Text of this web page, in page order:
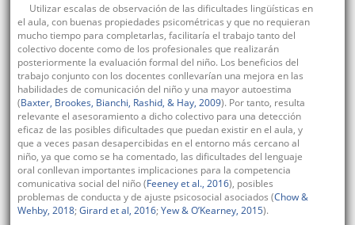
Utilizar escalas de observación de las dificultades lingüísticas en
el aula, con buenas propiedades psicométricas y que no requieran
mucho tiempo para completarlas, facilitaría el trabajo tanto del
colectivo docente como de los profesionales que realizarán
posteriormente la evaluación formal del niño. Los beneficios del
trabajo conjunto con los docentes conllevarían una mejora en las
habilidades de comunicación del niño y una mayor autoestima
(Baxter, Brookes, Bianchi, Rashid, & Hay, 2009). Por tanto, resulta
relevante el asesoramiento a dicho colectivo para una detección
eficaz de las posibles dificultades que puedan existir en el aula, y
que a veces pasan desapercibidas en el entorno más cercano al
niño, ya que como se ha comentado, las dificultades del lenguaje
oral conllevan importantes implicaciones para la competencia
comunicativa social del niño (Feeney et al., 2016), posibles
problemas de conducta y de ajuste psicosocial asociados (Chow &
Wehby, 2018; Girard et al, 2016; Yew & O’Kearney, 2015).